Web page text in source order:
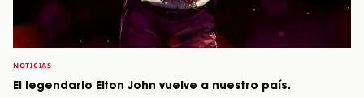
NOTICIAS
El legendario Elton John vuelve a nuestro país.